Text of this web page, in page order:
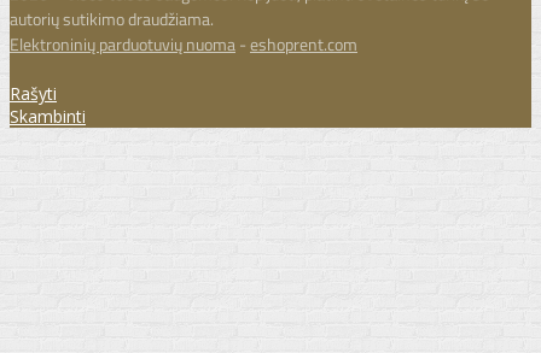
autorių sutikimo draudžiama.
Elektroninių parduotuvių nuoma-eshoprent.com
Rašyti
Skambinti